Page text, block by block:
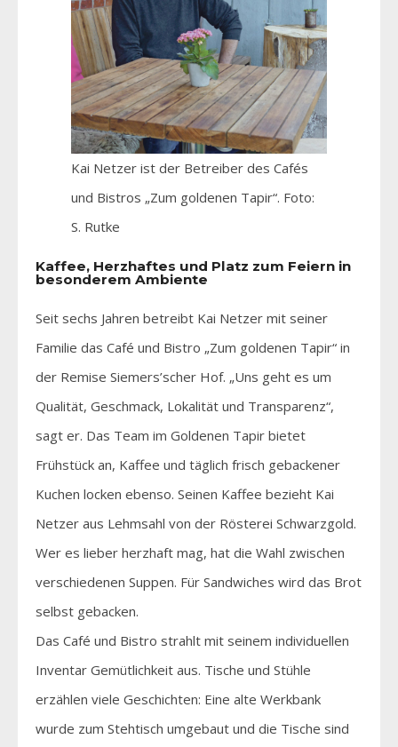
Kai Netzer ist der Betreiber des Cafés
und Bistros „Zum goldenen Tapir“. Foto:
S. Rutke
Kaffee, Herzhaftes und Platz zum Feiern in
besonderem Ambiente
Seit sechs Jahren betreibt Kai Netzer mit seiner
Familie das Café und Bistro „Zum goldenen Tapir“ in
der Remise Siemers’scher Hof. „Uns geht es um
Qualität, Geschmack, Lokalität und Transparenz“,
sagt er. Das Team im Goldenen Tapir bietet
Frühstück an, Kaffee und täglich frisch gebackener
Kuchen locken ebenso. Seinen Kaffee bezieht Kai
Netzer aus Lehmsahl von der Rösterei Schwarzgold.
Wer es lieber herzhaft mag, hat die Wahl zwischen
verschiedenen Suppen. Für Sandwiches wird das Brot
selbst gebacken.
Das Café und Bistro strahlt mit seinem individuellen
Inventar Gemütlichkeit aus. Tische und Stühle
erzählen viele Geschichten: Eine alte Werkbank
wurde zum Stehtisch umgebaut und die Tische sind